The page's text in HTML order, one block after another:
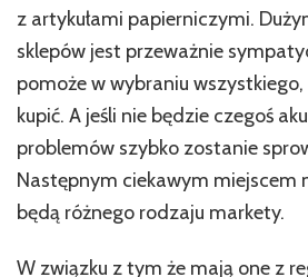
z artykułami papierniczymi.
sklepów jest przeważnie
pomoże w wybraniu
kupić. A jeśli nie będzie czegoś
problemów szybko zostanie
Następnym ciekawym miejscem
będą różnego rodzaju markety.
W związku z tym że mają one z